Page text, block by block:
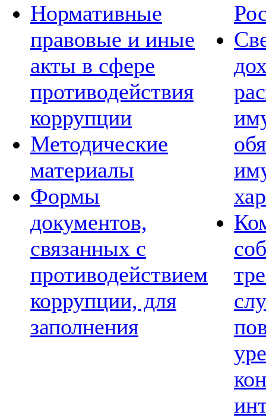
Нормативные
правовые и иные
акты в сфере
противодействия
коррупции
Методические
материалы
Формы
документов,
связанных с
противодействием
коррупции, для
заполнения